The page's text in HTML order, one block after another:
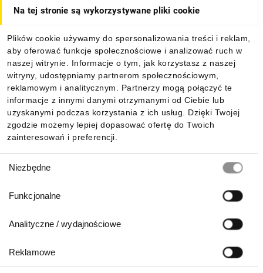
Na tej stronie są wykorzystywane pliki cookie
Plików cookie używamy do spersonalizowania treści i reklam,
aby oferować funkcje społecznościowe i analizować ruch w
naszej witrynie. Informacje o tym, jak korzystasz z naszej
witryny, udostępniamy partnerom społecznościowym,
reklamowym i analitycznym. Partnerzy mogą połączyć te
informacje z innymi danymi otrzymanymi od Ciebie lub
uzyskanymi podczas korzystania z ich usług. Dzięki Twojej
zgodzie możemy lepiej dopasować ofertę do Twoich
zainteresowań i preferencji.
zgody
Niezbędne
Funkcjonalne
Analityczne / wydajnościowe
Reklamowe
Informacje
Pobierz naszą aplikację mobilną: